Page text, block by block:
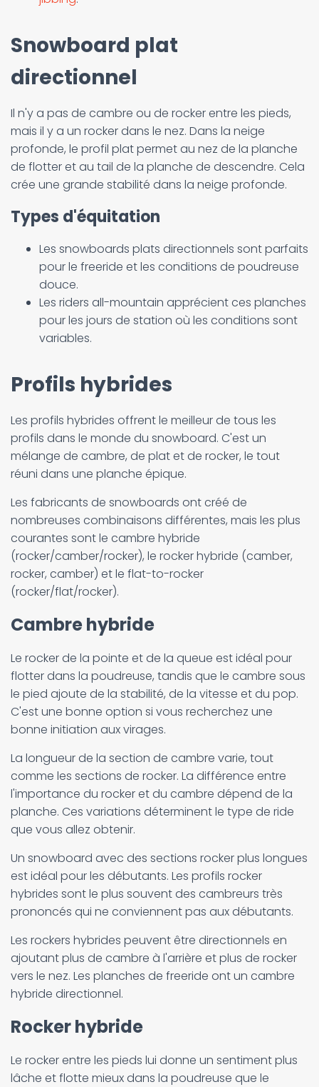
Snowboard plat
directionnel
Il n'y a pas de cambre ou de rocker entre les pieds,
mais il y a un rocker dans le nez. Dans la neige
profonde, le profil plat permet au nez de la planche
de flotter et au tail de la planche de descendre. Cela
crée une grande stabilité dans la neige profonde.
Types d'équitation
Les snowboards plats directionnels sont parfaits
pour le freeride et les conditions de poudreuse
douce.
Les riders all-mountain apprécient ces planches
pour les jours de station où les conditions sont
variables.
Profils hybrides
Les profils hybrides offrent le meilleur de tous les
profils dans le monde du snowboard. C'est un
mélange de cambre, de plat et de rocker, le tout
réuni dans une planche épique.
Les fabricants de snowboards ont créé de
nombreuses combinaisons différentes, mais les plus
courantes sont le cambre hybride
(rocker/camber/rocker), le rocker hybride (camber,
rocker, camber) et le flat-to-rocker
(rocker/flat/rocker).
Cambre hybride
Le rocker de la pointe et de la queue est idéal pour
flotter dans la poudreuse, tandis que le cambre sous
le pied ajoute de la stabilité, de la vitesse et du pop.
C'est une bonne option si vous recherchez une
bonne initiation aux virages.
La longueur de la section de cambre varie, tout
comme les sections de rocker. La différence entre
l'importance du rocker et du cambre dépend de la
planche. Ces variations déterminent le type de ride
que vous allez obtenir.
Un snowboard avec des sections rocker plus longues
est idéal pour les débutants. Les profils rocker
hybrides sont le plus souvent des cambreurs très
prononcés qui ne conviennent pas aux débutants.
Les rockers hybrides peuvent être directionnels en
ajoutant plus de cambre à l'arrière et plus de rocker
vers le nez. Les planches de freeride ont un cambre
hybride directionnel.
Rocker hybride
Le rocker entre les pieds lui donne un sentiment plus
lâche et flotte mieux dans la poudreuse que le